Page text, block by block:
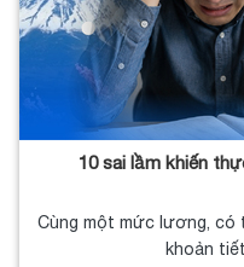
10 sai lầm khiến
Cùng một mức lương, có
khoản